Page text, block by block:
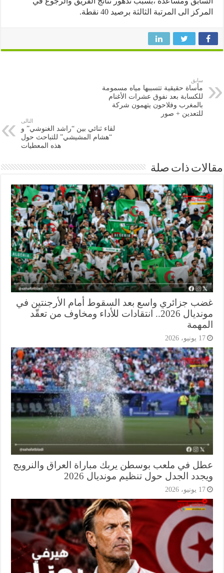
الى المرتبة الثالثة برصيد 40 نقطة.
مأساة حقيقية تتسببها مياه مسمومة
للكسابة بعد نفوق عشرات الأغنام
بالمغرب وفلاحون يتهمون شركة
للتعدين + صور
لقاء ثنائي بين “راشد الغنوشي” و
“هشام المشيشي” للتباحث حول
هذه المعطيات
ذات صلة
جزائري واسع بعد السقوط أمام الأرجنتين في
مونديال 2026.. انتقادات للأداء ومخاوف من تعقّد
في ملعب بوسطن يربك مباراة العراق والنرويج
الجدل حول تنظيم مونديال 2026